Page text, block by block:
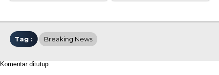
Tag : Breaking News
Komentar ditutup.